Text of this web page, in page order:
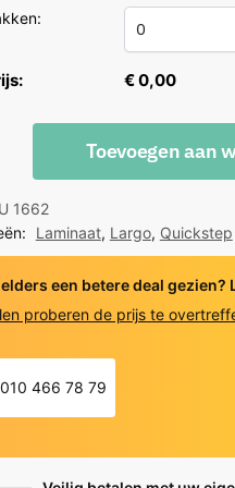
€ 0,00
Toevoegen aan
1662
Laminaat, Largo, Quickstep
elders een betere deal gezien?
proberen de prijs te
010 466 78 79